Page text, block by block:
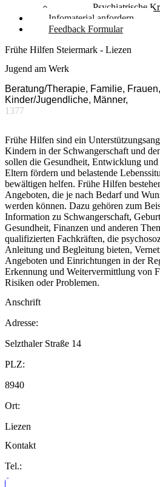
Psychiatrische
Infomaterial anfordern
Feedback Formular
Frühe Hilfen Steiermark - Liezen
Jugend am Werk
Beratung/Therapie, Familie,
Kinder/Jugendliche, Männer,
1377
Frühe Hilfen sind ein
Kindern in der Schwangerschaft und
sollen die Gesundheit, Entwicklung
Eltern fördern und belastende
bewältigen helfen. Frühe Hilfen
Angeboten, die je nach Bedarf und
werden können. Dazu gehören zum
Information zu Schwangerschaft,
Gesundheit, Finanzen und anderen
qualifizierten Fachkräften, die
Anleitung und Begleitung bieten,
Angeboten und Einrichtungen in der
Erkennung und Weitervermittlung von
Risiken oder Problemen.
Anschrift
Adresse:
Selzthaler Straße 14
PLZ:
8940
Ort:
Liezen
Kontakt
Tel.: